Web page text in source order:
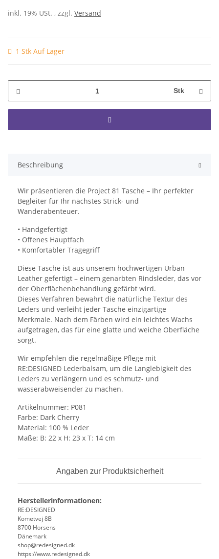
inkl. 19% USt. , zzgl. Versand
1 Stk Auf Lager
Stk
Beschreibung
Wir präsentieren die Project 81 Tasche – Ihr perfekter
Begleiter für Ihr nächstes Strick- und
Wanderabenteuer.
• Handgefertigt
• Offenes Hauptfach
• Komfortabler Tragegriff
Diese Tasche ist aus unserem hochwertigen Urban
Leather gefertigt – einem genarbten Rindsleder, das vor
der Oberflächenbehandlung gefärbt wird.
Dieses Verfahren bewahrt die natürliche Textur des
Leders und verleiht jeder Tasche einzigartige
Merkmale. Nach dem Färben wird ein leichtes Wachs
aufgetragen, das für eine glatte und weiche Oberfläche
sorgt.
Wir empfehlen die regelmäßige Pflege mit
RE:DESIGNED Lederbalsam, um die Langlebigkeit des
Leders zu verlängern und es schmutz- und
wasserabweisender zu machen.
Artikelnummer: P081
Farbe: Dark Cherry
Material: 100 % Leder
Maße: B: 22 x H: 23 x T: 14 cm
Angaben zur Produktsicherheit
Herstellerinformationen:
RE:DESIGNED
Kometvej 8B
8700 Horsens
Dänemark
shop@redesigned.dk
https://www.redesigned.dk